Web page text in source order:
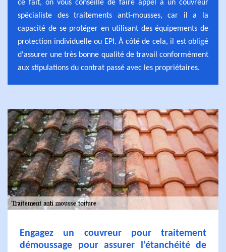
ce fait, on vous conseille de faire appel à un couvreur
spécialiste des traitements anti-mousses, car il a la
capacité de se protéger en utilisant des équipements de
protection individuelle ou EPI. À côté de cela, il est obligé
d'assurer une très bonne qualité de travail conformément
aux stipulations du contrat passé avec les propriétaires.
Engagez un couvreur pour traitement
démoussage pour assurer l’étanchéité de